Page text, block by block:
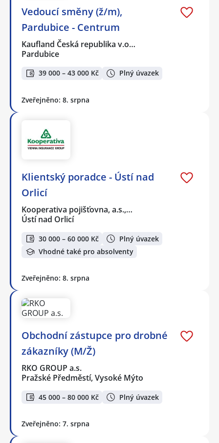
Vedoucí směny (ž/m),
Pardubice - Centrum
Kaufland Česká republika v.o…
Pardubice
39 000 – 43 000 Kč Plný úvazek
Zveřejněno: 8. srpna
Klientský poradce - Ústí nad
Orlicí
Kooperativa pojišťovna, a.s.,…
Ústí nad Orlicí
30 000 – 60 000 Kč
Plný úvazek
Vhodné také pro absolventy
Zveřejněno: 8. srpna
Obchodní zástupce pro drobné
zákazníky (M/Ž)
RKO GROUP a.s.
Pražské Předměstí, Vysoké Mýto
45 000 – 80 000 Kč Plný úvazek
Zveřejněno: 7. srpna